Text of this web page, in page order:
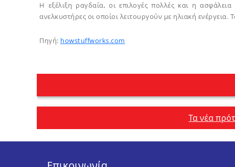
Η εξέλιξη ραγδαία, οι επιλογές πολλές και η
ανελκυστήρες οι οποίοι λειτουργούν με ηλιακή ενέργεια.
Πηγή: howstuffworks.com
Τα νέα